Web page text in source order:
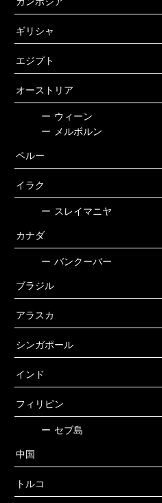
ギリシャ
エジプト
オーストリア
ー ウィーン
ー
メルボルン
ペルー
イラク
ー スレイマニヤ
カナダ
ー バンクーバー
ブラジル
アラスカ
シンガポール
インド
フィリピン
ー セブ島
中国
トルコ